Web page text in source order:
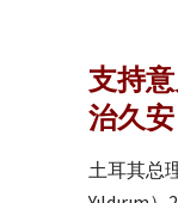
支持
治久安
土耳其总